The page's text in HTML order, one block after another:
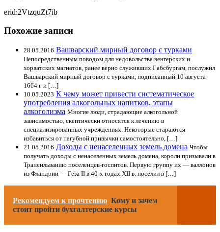
erid:2VtzquZt7ib
Похожие записи
28.05.2016 Вашварский мирный договор с турками
Непосредственным поводом для недовольства венгерских и
хорватских магнатов, ранее верно служивших Габсбургам, послужил
Вашварский мирный договор с турками, подписанный 10 августа
1664 г. и […]
10.05.2023 К чему может привести систематическое
употребления алкогольных напитков, этапы
алкоголизма Многие люди, страдающие алкогольной
зависимостью, скептически относятся к лечению в
специализированных учреждениях. Некоторые стараются
избавиться от пагубной привычки самостоятельно, […]
21.05.2016 Доходы с ненаселенных земель домена Чтобы
получать доходы с ненаселенных земель домена, короли призывали в
Трансильванию поселенцев-госпитов. Первую группу их — валлонов
из Фландрии — Геза II в 40-х годах XII в. поселил в […]
Рекомендуем к прочтению Кому и зачем
стоит пройти бухгалтерские курсы